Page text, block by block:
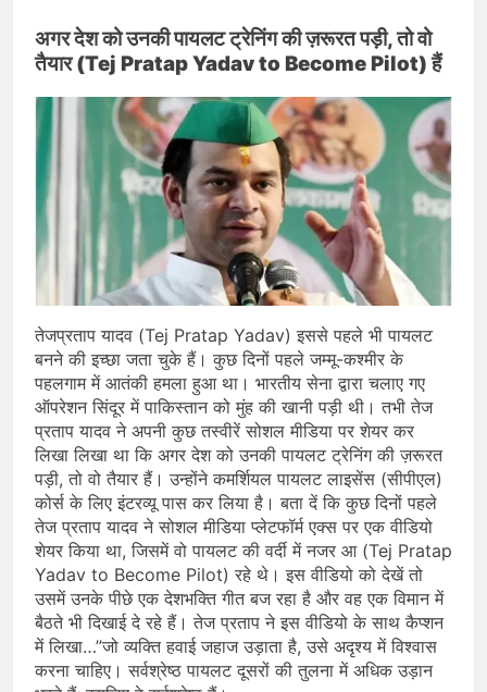
अगर देश को उनकी पायलट ट्रेनिंग की ज़रूरत पड़ी, तो वो
तैयार (Tej Pratap Yadav to Become Pilot) हैं
तेजप्रताप यादव (Tej Pratap Yadav) इससे पहले भी पायलट
बनने की इच्छा जता चुके हैं। कुछ दिनों पहले जम्मू-कश्मीर के
पहलगाम में आतंकी हमला हुआ था। भारतीय सेना द्वारा चलाए गए
ऑपरेशन सिंदूर में पाकिस्तान को मुंह की खानी पड़ी थी। तभी तेज
प्रताप यादव ने अपनी कुछ तस्वीरें सोशल मीडिया पर शेयर कर
लिखा लिखा था कि अगर देश को उनकी पायलट ट्रेनिंग की ज़रूरत
पड़ी, तो वो तैयार हैं। उन्होंने कमर्शियल पायलट लाइसेंस (सीपीएल)
कोर्स के लिए इंटरव्यू पास कर लिया है। बता दें कि कुछ दिनों पहले
तेज प्रताप यादव ने सोशल मीडिया प्लेटफॉर्म एक्स पर एक वीडियो
शेयर किया था, जिसमें वो पायलट की वर्दी में नजर आ (Tej Pratap
Yadav to Become Pilot) रहे थे। इस वीडियो को देखें तो
उसमें उनके पीछे एक देशभक्ति गीत बज रहा है और वह एक विमान में
बैठते भी दिखाई दे रहे हैं। तेज प्रताप ने इस वीडियो के साथ कैप्शन
में लिखा…”जो व्यक्ति हवाई जहाज उड़ाता है, उसे अदृश्य में विश्वास
करना चाहिए। सर्वश्रेष्ठ पायलट दूसरों की तुलना में अधिक उड़ान